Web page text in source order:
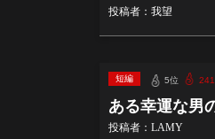
投稿者：我望
短編 5位 241
ある幸運な男
投稿者：LAMY